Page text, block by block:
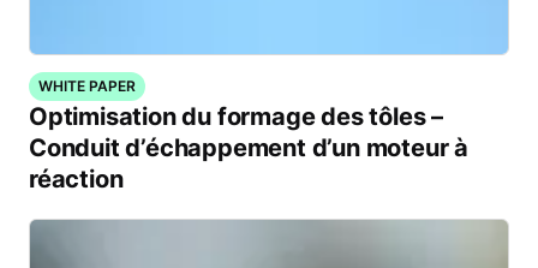
WHITE PAPER
Optimisation du formage des tôles –
Conduit d’échappement d’un moteur à
réaction